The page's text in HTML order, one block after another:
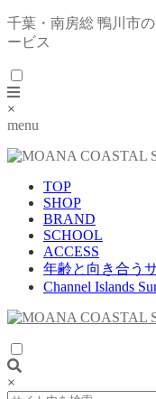
千葉・南房総 鴨川市
ービス
×
menu
TOP
SHOP
BRAND
SCHOOL
ACCESS
年齢と向き合う
Channel Islands
×